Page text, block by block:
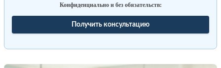
Конфиденциально и без обязательств:
Получить консультацию